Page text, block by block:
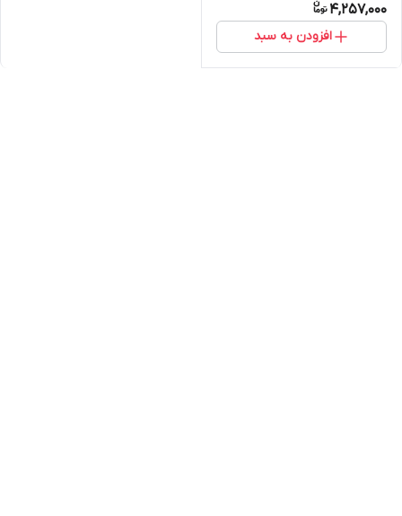
4,257,000
افزودن به سبد